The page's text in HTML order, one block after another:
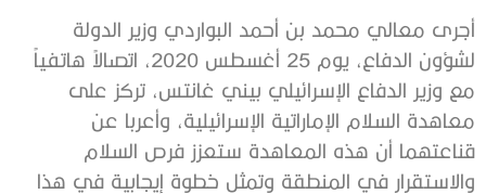
أجرى معالي محمد بن أحمد البواردي وزير الدولة
لشؤون الدفاع، يوم 25 أغسطس 2020، اتصالاً هاتفياً
مع وزير الدفاع الإسرائيلي بيني غانتس، تركز على
معاهدة السلام الإماراتية الإسرائيلية، وأعربا عن
قناعتهما أن هذه المعاهدة ستعزز فرص السلام
والاستقرار في المنطقة وتمثل خطوة إيجابية في هذا